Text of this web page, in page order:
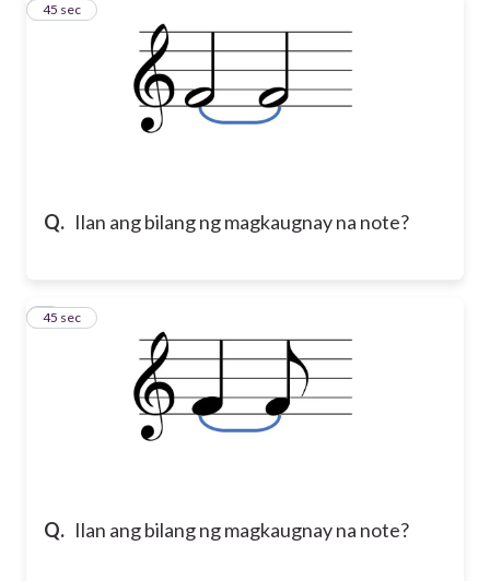
Q. Ilan ang bilang ng magkaugnay na note?
3
45 sec
Q. Ilan ang bilang ng magkaugnay na note?
4
45 sec